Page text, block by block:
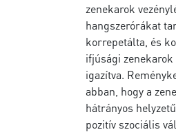
zenekarok
hangszerórákat
korrepetálta, és
ifjúsági
igazítva.
abban, hogy a
hátrányos
pozitív szociális